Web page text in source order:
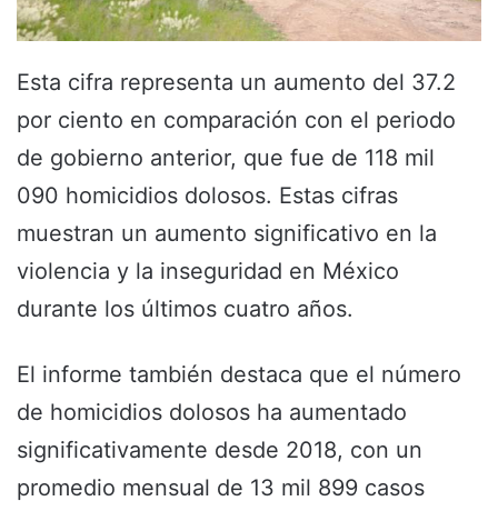
Esta cifra representa un aumento del 37.2
por ciento en comparación con el periodo
de gobierno anterior, que fue de 118 mil
090 homicidios dolosos. Estas cifras
muestran un aumento significativo en la
violencia y la inseguridad en México
durante los últimos cuatro años.
El informe también destaca que el número
de homicidios dolosos ha aumentado
significativamente desde 2018, con un
promedio mensual de 13 mil 899 casos